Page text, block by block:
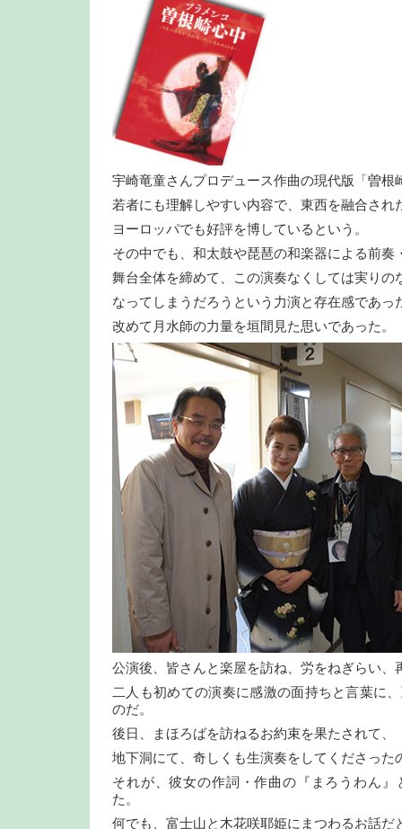
宇崎竜童さんプロデュース作曲の現代版「曽根
若者にも理解しやすい内容で、東西を融合され
ヨーロッパでも好評を博しているという。
その中でも、和太鼓や琵琶の和楽器による前奏
舞台全体を締めて、この演奏なくしては実りの
なってしまうだろうという力演と存在感であっ
改めて月水師の力量を垣間見た思いであった。
公演後、皆さんと楽屋を訪ね、労をねぎらい、
二人も初めての演奏に感激の面持ちと言葉に
のだ。
後日、まほろばを訪ねるお約束を果たされて、
地下洞にて、奇しくも生演奏をしてくださった
それが、彼女の作詞・作曲の『まろうわん
た。
何でも、富士山と木花咲耶姫にまつわるお話だ